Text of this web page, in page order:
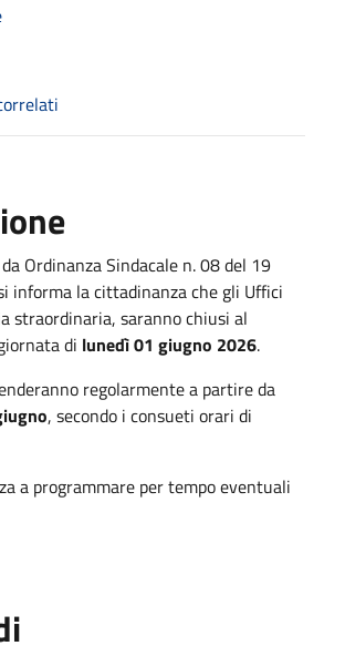
Ordinanza Sindacale n. 08 del 19
informa la cittadinanza che gli Uffici
straordinaria, saranno chiusi al
di lunedì 01 giugno 2026.
regolarmente a partire da
, secondo i consueti orari di
a programmare per tempo eventuali